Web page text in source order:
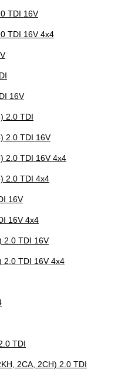
TDI 16V
TDI 16V 4x4
16V
2.0 TDI
2.0 TDI 16V
2.0 TDI 16V 4x4
2.0 TDI 4x4
16V
16V 4x4
2.0 TDI 16V
2.0 TDI 16V 4x4
TDI
2CA, 2CH) 2.0 TDI